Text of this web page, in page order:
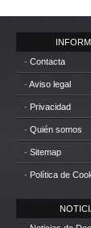
· Contacta
· Aviso legal
· Privacidad
· Quién somos
· Sitemap
· Política de